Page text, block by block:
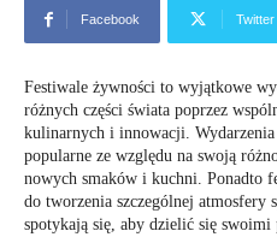
Facebook Twitter
Festiwale żywności to wyjątkowe
różnych części świata poprzez
kulinarnych i innowacji. Wydarzenia
popularne ze względu na swoją
nowych smaków i kuchni. Ponadto
do tworzenia szczególnej atmosfery
spotykają się, aby dzielić się